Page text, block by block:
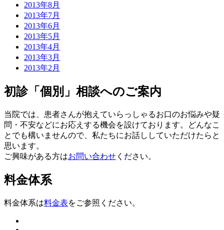
2013年8月
2013年7月
2013年6月
2013年5月
2013年4月
2013年3月
2013年2月
初診「個別」相談へのご案内
当院では、患者さんが抱えていらっしゃるお口のお悩みや疑
問・不安などにお応えする機会を設けております。どんなこ
とでも構いませんので、私たちにお話ししていただけたらと
思います。
ご興味がある方はお問い合わせ ください。
料金体系
料金体系は料金表をご参照ください。